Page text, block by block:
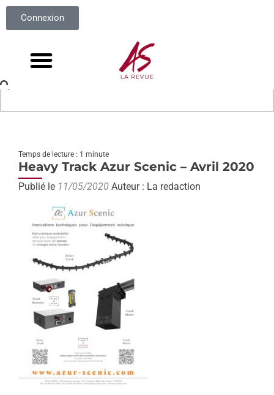
Connexion
Temps de lecture : 1 minute
Heavy Track Azur Scenic – Avril 2020
Publié le 11/05/2020 Auteur : La redaction